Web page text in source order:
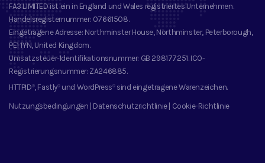
FA3 LIMITEDist ein in England und Wales registriertes Unternehmen.
Handelsregisternummer: 07661508.
Eingetragene Adresse: Northminster House, Northminster, Peterborough,
PE1 1YN, United Kingdom.
Umsatzsteuer-Identifikationsnummer: GB 298177251. ICO-
Registrierungsnummer: ZA246885.
HTTPID®, Fastly® und WordPress® sind eingetragene Warenzeichen.
Nutzungsbedingungen | Datenschutzrichtlinie| Cookie-Richtlinie